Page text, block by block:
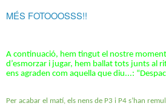
MÉS FOTOOOSSS!!
A continuació, hem tingut el nostre
d’esmorzar i jugar, hem ballat tots junts al
ens agraden com aquella que diu...:
Per acabar el matí, els nens de P3 i P4 s’han